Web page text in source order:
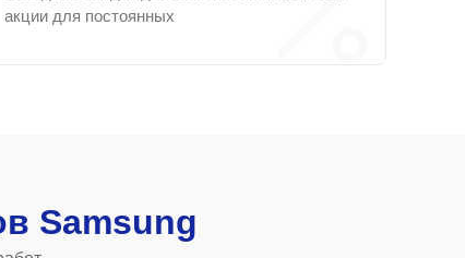
акции для постоянных
Samsung